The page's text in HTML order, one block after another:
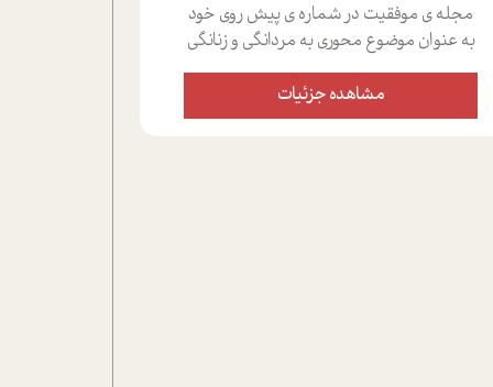
مجله ی موفقیت در شماره ی پیش روی خود
به عنوان موضوع محوری به مردانگی و زنانگی
سمی پرداخته است؛ علاوه بر این که؛ گفت و
گویی اختصاصی داشته ایم با فردین علیخواه،
جامعه شناس در بخش های مختلف تلاش
مشاهده جزئیات